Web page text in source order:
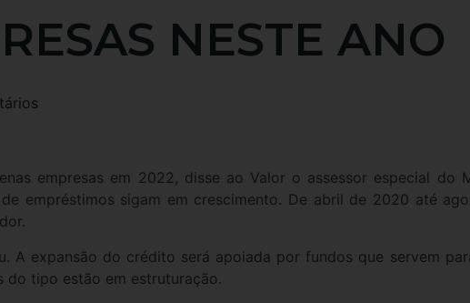
NESTE ANO
empresas em 2022, disse ao Valor o assessor especial do
empréstimos sigam em crescimento. De abril de 2020 até
A expansão do crédito será apoiada por fundos que servem
do tipo estão em estruturação.